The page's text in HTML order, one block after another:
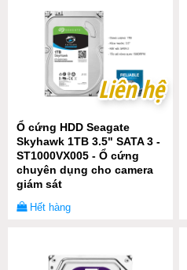
Liên hệ
Liên hệ
Ổ cứng HDD Seagate
Skyhawk 1TB 3.5" SATA 3 -
ST1000VX005 - Ổ cứng
chuyên dụng cho camera
giám sát
Hết hàng